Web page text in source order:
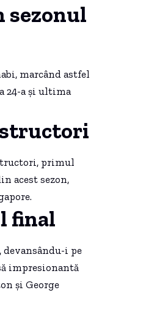
sezonul
marcând astfel
24-a și ultima
primul
acest sezon,
final
i pe
impresionantă
și George